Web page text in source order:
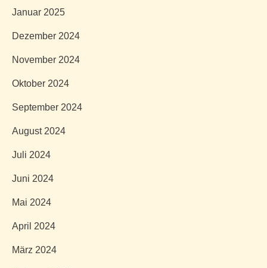
Januar 2025
Dezember 2024
November 2024
Oktober 2024
September 2024
August 2024
Juli 2024
Juni 2024
Mai 2024
April 2024
März 2024